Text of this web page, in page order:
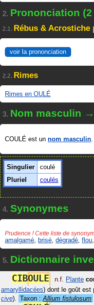
2. Prononciation
2.1. Rébus & Acrostiche
voir la prononciation
2.2. Rimes
Rimes en OULÉ
3. Nom masculin
COULÉ est un nom masculin.
Singulier
coulé
Pluriel
coulés
4. Synonymes
Prudence ! Cette liste de
amalgamé brisé dégradé flou
5. Dictionnaire
CIBOULE n.f. Plante
amaryllidacées) dont le goût est
cive) Taxon : Allium fistulosum